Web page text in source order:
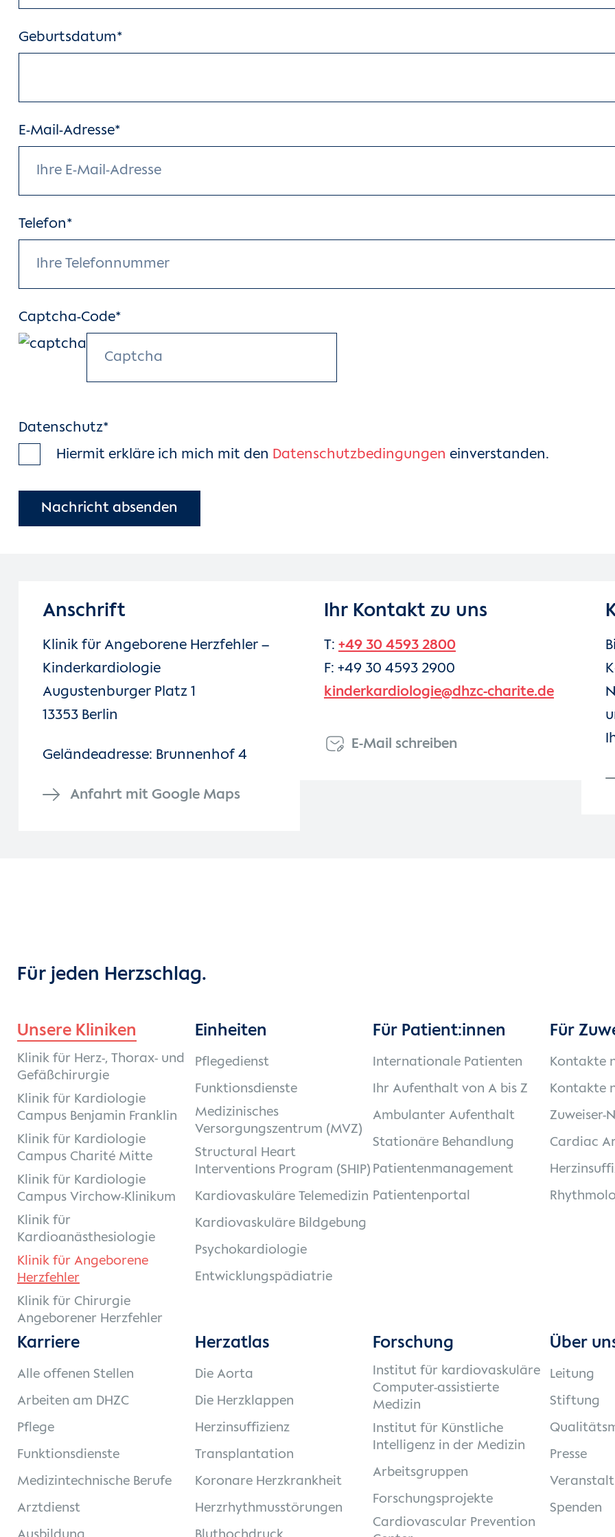
Geburtsdatum*
E-Mail-Adresse*
Telefon*
Captcha-Code*
Datenschutz*
Hiermit erkläre ich mich mit den Datenschutzbedingungen einverstanden.
Anschrift
Klinik für Angeborene Herzfehler –
Kinderkardiologie
Augustenburger Platz 1
13353 Berlin
Geländeadresse: Brunnenhof 4
Anfahrt mit Google Maps
Ihr Kontakt zu uns
T: +49 30 4593 2800
F: +49 30 4593 2900
kinderkardiologie@dhzc-charite.de
E-Mail schreiben
Für jeden Herzschlag.
Unsere Kliniken
Klinik für Herz-, Thorax- und
Gefäßchirurgie
Klinik für Kardiologie
Campus Benjamin Franklin
Klinik für Kardiologie
Campus Charité Mitte
Klinik für Kardiologie
Campus Virchow-Klinikum
Klinik für
Kardioanästhesiologie
Klinik für Angeborene
Herzfehler
Klinik für Chirurgie
Angeborener Herzfehler
Einheiten
Pflegedienst
Funktionsdienste
Medizinisches
Versorgungszentrum (MVZ)
Structural Heart
Interventions Program (SHIP)
Kardiovaskuläre Telemedizin
Kardiovaskuläre Bildgebung
Psychokardiologie
Entwicklungspädiatrie
Für Patient:innen
Internationale Patienten
Ihr Aufenthalt von A bis Z
Ambulanter Aufenthalt
Stationäre Behandlung
Patientenmanagement
Patientenportal
Für
Kontakte
Kontakte
Zuweiser-
Cardiac
Karriere
Alle offenen Stellen
Arbeiten am DHZC
Pflege
Funktionsdienste
Medizintechnische Berufe
Arztdienst
Herzatlas
Die Aorta
Die Herzklappen
Herzinsuffizienz
Transplantation
Koronare Herzkrankheit
Herzrhythmusstörungen
Forschung
Institut für kardiovaskuläre
Computer-assistierte
Medizin
Institut für Künstliche
Intelligenz in der Medizin
Arbeitsgruppen
Forschungsprojekte
Cardiovascular Prevention
Über
Leitung
Stiftung
Presse
Spenden